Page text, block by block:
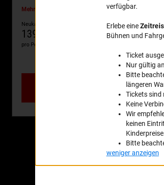
Mehr anzeigen
Neukauf
139€
pro Person
Verlängerung
364 Tage unbegrenzte Abenteuer
Jetzt buchen